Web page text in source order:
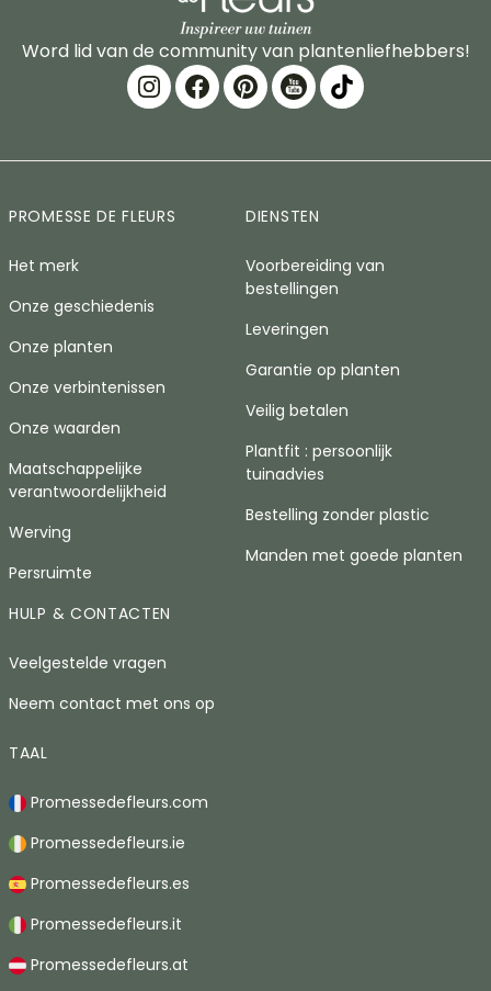
Word lid van de community van plantenliefhebbers!
PROMESSE DE FLEURS
Het merk
Onze geschiedenis
Onze planten
Onze verbintenissen
Onze waarden
Maatschappelijke
verantwoordelijkheid
Werving
Persruimte
DIENSTEN
Voorbereiding van
bestellingen
Leveringen
Garantie op planten
Veilig betalen
Plantfit : persoonlijk
tuinadvies
Bestelling zonder plastic
Manden met goede planten
HULP & CONTACTEN
Veelgestelde vragen
Neem contact met ons op
TAAL
Promessedefleurs.com
Promessedefleurs.ie
Promessedefleurs.es
Promessedefleurs.it
Promessedefleurs.at